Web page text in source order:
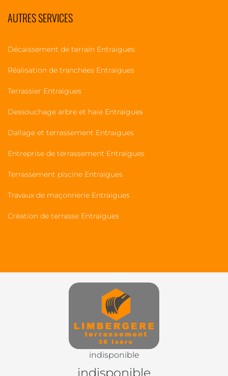
AUTRES SERVICES
Décaissement de terrain Entraigues
Réalisation de tranchées Entraigues
Terrassier Entraigues
Dessouchage arbre et haie Entraigues
Dallage et terrassement Entraigues
Entreprise de terrassement Entraigues
Terrassement piscine Entraigues
Travaux de maçonnerie Entraigues
Création de terrasse Entraigues
indisponible
indisponible